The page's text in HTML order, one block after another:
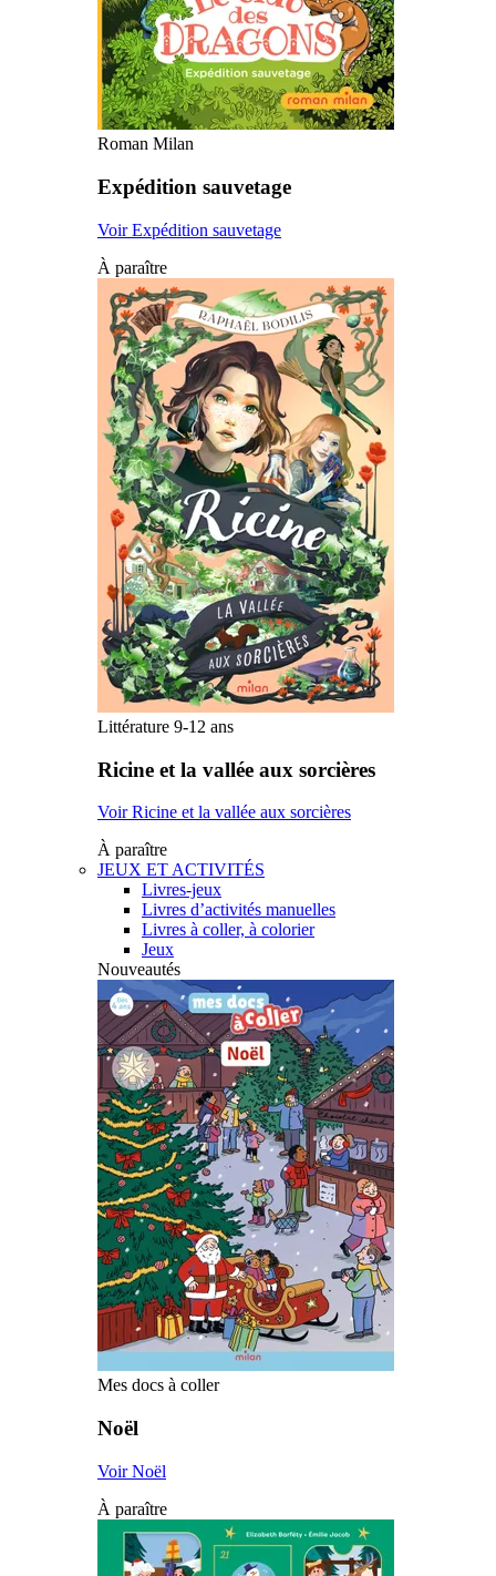
Roman Milan
Expédition sauvetage
Voir Expédition sauvetage
À paraître
Littérature 9-12 ans
Ricine et la vallée aux sorcières
Voir Ricine et la vallée aux sorcières
À paraître
JEUX ET ACTIVITÉS
Livres-jeux
Livres d’activités manuelles
Livres à coller, à colorier
Jeux
Nouveautés
Mes docs à coller
Noël
Voir Noël
À paraître